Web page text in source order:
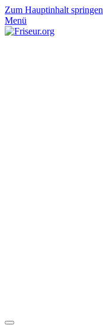
Zum Hauptinhalt springen
Menü